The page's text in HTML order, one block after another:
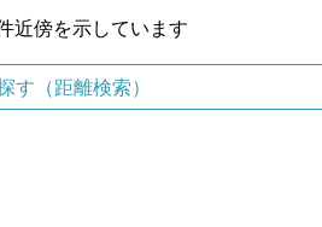
近傍を示しています
す（距離検索）